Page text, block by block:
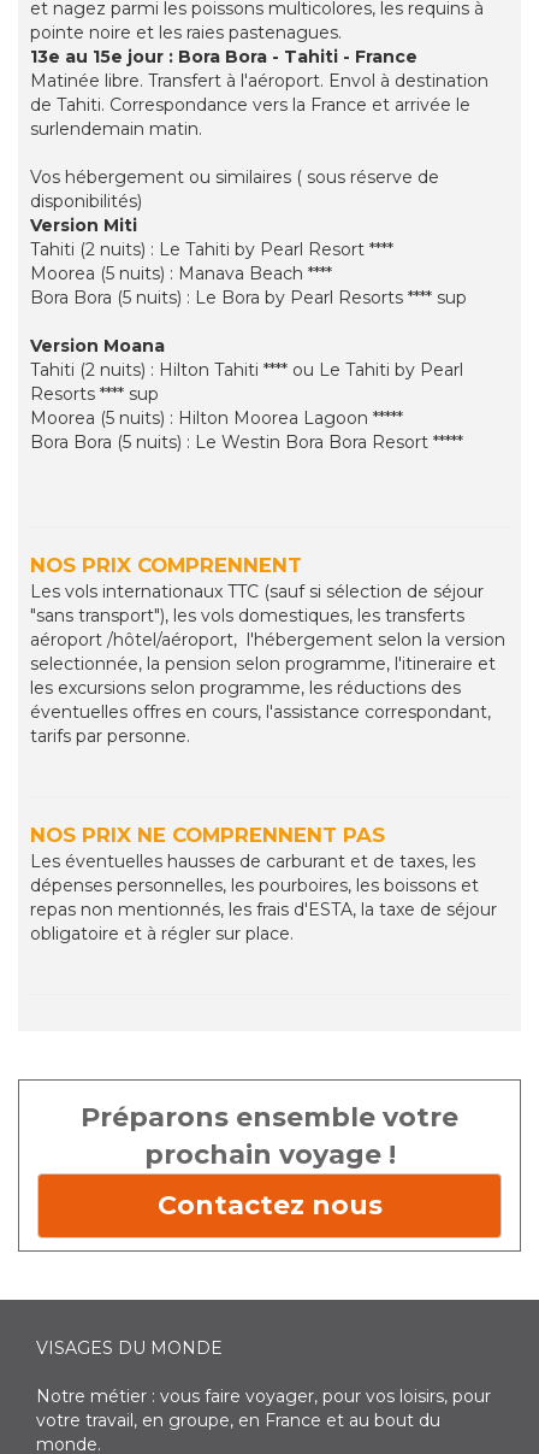
et nagez parmi les poissons multicolores, les requins à
pointe noire et les raies pastenagues.
13e au 15e jour : Bora Bora - Tahiti - France
Matinée libre. Transfert à l'aéroport. Envol à destination
de Tahiti. Correspondance vers la France et arrivée le
surlendemain matin.
Vos hébergement ou similaires ( sous réserve de
disponibilités)
Version Miti
Tahiti (2 nuits) : Le Tahiti by Pearl Resort ****
Moorea (5 nuits) : Manava Beach ****
Bora Bora (5 nuits) : Le Bora by Pearl Resorts **** sup
Version Moana
Tahiti (2 nuits) : Hilton Tahiti **** ou Le Tahiti by Pearl
Resorts **** sup
Moorea (5 nuits) : Hilton Moorea Lagoon *****
Bora Bora (5 nuits) : Le Westin Bora Bora Resort *****
NOS PRIX COMPRENNENT
Les vols internationaux TTC (sauf si sélection de séjour
"sans transport"), les vols domestiques, les transferts
aéroport /hôtel/aéroport, l'hébergement selon la version
selectionnée, la pension selon programme, l'itineraire et
les excursions selon programme, les réductions des
éventuelles offres en cours, l'assistance correspondant,
tarifs par personne.
NOS PRIX NE COMPRENNENT PAS
Les éventuelles hausses de carburant et de taxes, les
dépenses personnelles, les pourboires, les boissons et
repas non mentionnés, les frais d'ESTA, la taxe de séjour
obligatoire et à régler sur place.
Préparons ensemble votre
prochain voyage !
Contactez nous
VISAGES DU MONDE
Notre métier : vous faire voyager, pour vos loisirs, pour
votre travail, en groupe, en France et au bout du
monde.